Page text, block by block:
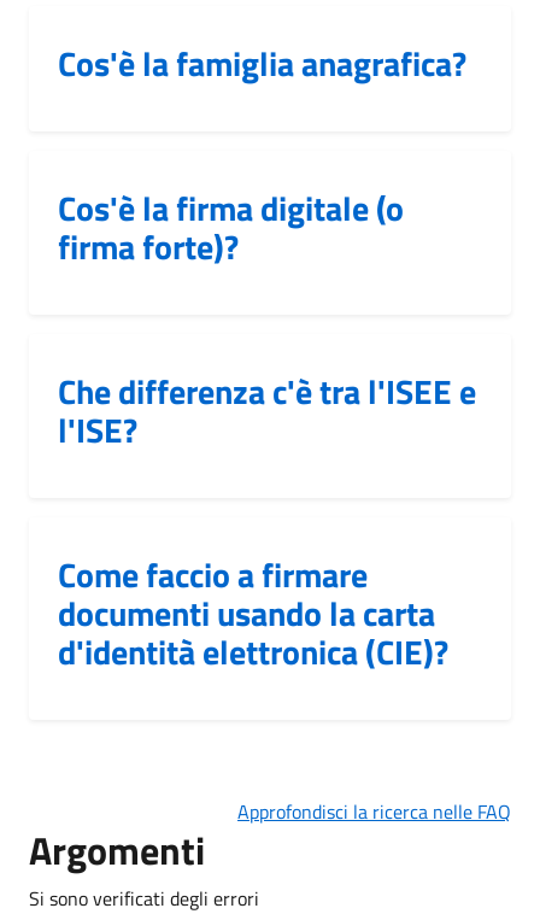
Cos'è la famiglia anagrafica?
Cos'è la firma digitale (o
firma forte)?
Che differenza c'è tra l'ISEE e
l'ISE?
Come faccio a firmare
documenti usando la carta
d'identità elettronica (CIE)?
Approfondisci la ricerca nelle FAQ
Argomenti
Si sono verificati degli errori